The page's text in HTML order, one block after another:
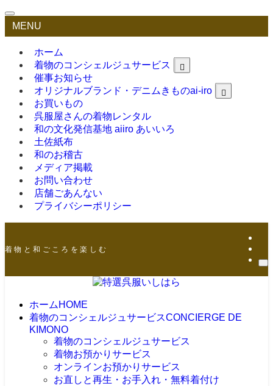
MENU
ホーム
着物のコンシェルジュサービス
催事お知らせ
オリジナルブランド・デニムきものai-iro
お買いもの
呉服屋さんの着物レンタル
和の文化発信基地 aiiro あいいろ
土佐紙布
和のお稽古
メディア掲載
お問い合わせ
店舗ごあんない
プライバシーポリシー
着 物 と 和 ご こ ろ を 楽 し む
ホーム HOME
着物のコンシェルジュサービスCONCIERGE DE
KIMONO
着物のコンシェルジュサービス
着物お預かりサービス
オンラインお預かりサービス
お直しと再生・お手入れ・無料着付け